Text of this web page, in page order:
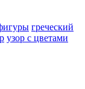
греческий
узор с цветами